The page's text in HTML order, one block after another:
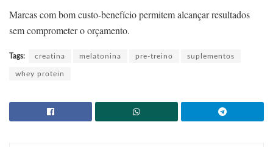
Marcas com bom custo-benefício permitem alcançar resultados
sem comprometer o orçamento.
Tags: creatina melatonina pre-treino suplementos
whey protein